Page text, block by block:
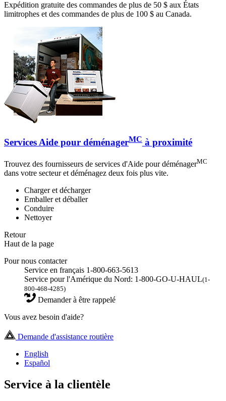
Expédition gratuite des commandes de plus de 50 $ aux États
limitrophes et des commandes de plus de 100 $ au Canada.
Services Aide pour déménagerMC à proximité
Trouvez des fournisseurs de services d'Aide pour déménagerMC
dans votre secteur et déménagez deux fois plus vite.
Charger et décharger
Emballer et déballer
Conduire
Nettoyer
Retour
Haut de la page
Pour nous contacter
Service en français 1-800-663-5613
Service pour l'Amérique du Nord: 1-800-GO-U-HAUL(1-
800-468-4285)
Demander à être rappelé
Vous avez besoin d'aide?
Demande d'assistance routière
English
Español
Service à la clientèle